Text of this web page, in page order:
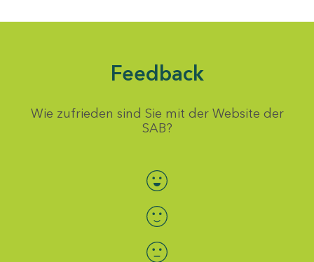
Feedback
Wie zufrieden sind Sie mit der Website der
SAB?
Bewertung auswählen